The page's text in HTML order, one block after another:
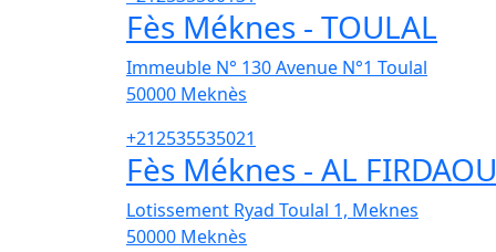
Fès Méknes - TOULAL
Immeuble N° 130 Avenue N°1 Toulal
50000 Meknès
+212535535021
Fès Méknes - AL
Lotissement Ryad Toulal 1, Meknes
50000 Meknès